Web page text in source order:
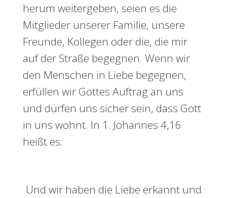
herum weitergeben, seien es die
Mitglieder unserer Familie, unsere
Freunde, Kollegen oder die, die mir
auf der Straße begegnen. Wenn wir
den Menschen in Liebe begegnen,
erfüllen wir Gottes Auftrag an uns
und dürfen uns sicher sein, dass Gott
in uns wohnt. In 1. Johannes 4,16
heißt es:
Und wir haben die Liebe erkannt und